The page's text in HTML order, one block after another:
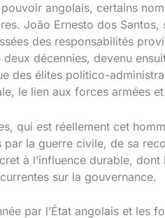
angolais, certains
João Ernesto dos
des responsabilités
deux décennies, devenu
des élites politico-
le lien aux forces armées
qui est réellement cet
par la guerre civile, de sa
à l’influence durable,
sur la gouvernance.
par l’État angolais et les